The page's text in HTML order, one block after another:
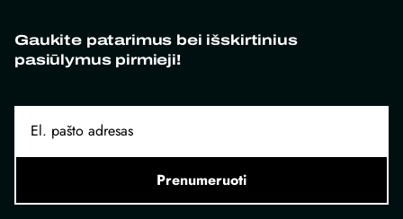
Gaukite patarimus bei išskirtinius
pasiūlymus pirmieji!
Prenumeruoti